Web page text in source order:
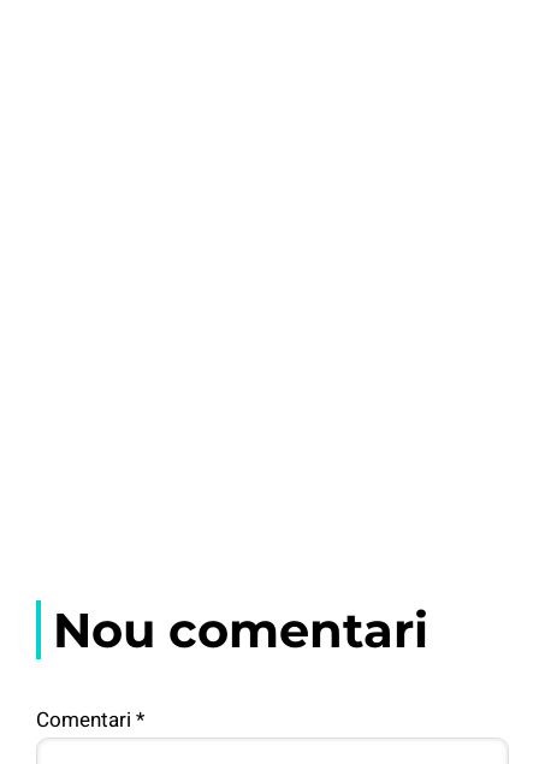
Nou comentari
Comentari *